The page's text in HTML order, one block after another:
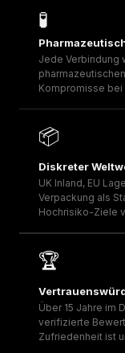
🧪
Jede Verbindung
Kompromisse bei
📦
Diskreter
UK Inland, EU
Verpackung als
Hochrisiko-Ziele
🏆
Über 15 Jahre im
verifizierte
Zufriedenheit ist